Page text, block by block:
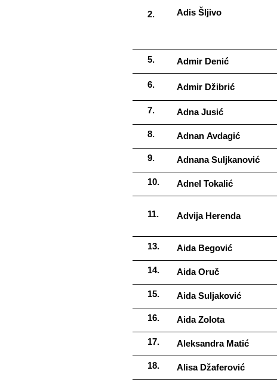
Adis​​ Šljivo
Admir​​ Denić
Admir​​ Džibrić
Adna​​ Jusić
Adnan​​ Avdagić
Adnana​​ Suljkanović
Adnel​​ Tokalić
Advija​​ Herenda
Aida​​ Begović
Aida​​ Oruč
Aida​​ Suljaković
Aida​​ Zolota
Aleksandra​​ Matić
Alisa​​ Džaferović